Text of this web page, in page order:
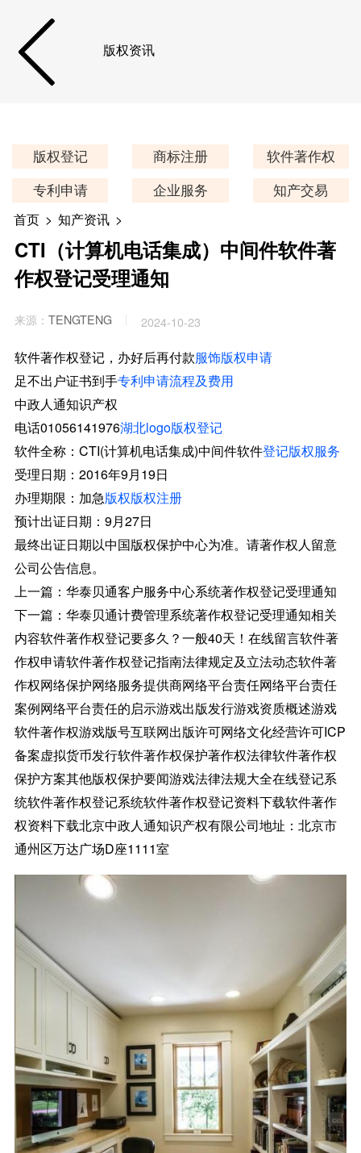
版权资讯
版权登记 商标注册
软件著作权
专利申请
企业服务 知产交易
首页 > 知产资讯 >
CTI（计算机电话集成）中间件软件著
作权登记受理通知
来源： TENGTENG 2024-10-23
软件著作权登记，办好后再付款服饰版权申请
足不出户证书到手专利申请流程及费用
中政人通知识产权
电话01056141976湖北logo版权登记
软件全称：CTI(计算机电话集成)中间件软件登记版权服务
受理日期：2016年9月19日
办理期限：加急版权版权注册
预计出证日期：9月27日
最终出证日期以中国版权保护中心为准。请著作权人留意
公司公告信息。
上一篇：华泰贝通客户服务中心系统著作权登记受理通知
下一篇：华泰贝通计费管理系统著作权登记受理通知相关
内容软件著作权登记要多久？一般40天！在线留言软件著
作权申请软件著作权登记指南法律规定及立法动态软件著
作权网络保护网络服务提供商网络平台责任网络平台责任
案例网络平台责任的启示游戏出版发行游戏资质概述游戏
软件著作权游戏版号互联网出版许可网络文化经营许可ICP
备案虚拟货币发行软件著作权保护著作权法律软件著作权
保护方案其他版权保护要闻游戏法律法规大全在线登记系
统软件著作权登记系统软件著作权登记资料下载软件著作
权资料下载北京中政人通知识产权有限公司地址：北京市
通州区万达广场D座1111室